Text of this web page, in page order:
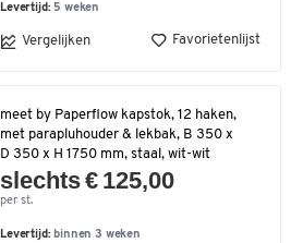
Levertijd: 5 weken
Vergelijken Favorietenlijst
meet by Paperflow kapstok, 12 haken,
met parapluhouder & lekbak, B 350 x
D 350 x H 1750 mm, staal, wit-wit
slechts € 125,00
per st.
Levertijd: binnen 3 weken